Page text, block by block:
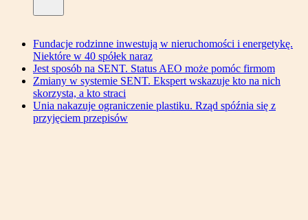
Fundacje rodzinne inwestują w nieruchomości i energetykę.
Niektóre w 40 spółek naraz
Jest sposób na SENT. Status AEO może pomóc firmom
Zmiany w systemie SENT. Ekspert wskazuje kto na nich
skorzysta, a kto straci
Unia nakazuje ograniczenie plastiku. Rząd spóźnia się z
przyjęciem przepisów